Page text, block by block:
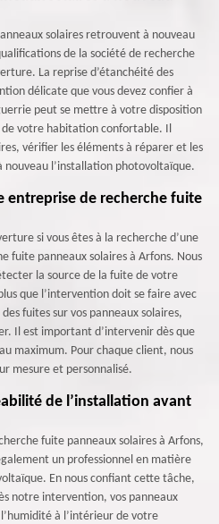
solaires retrouvent à nouveau
de la société de recherche
La reprise d’étanchéité des
délicate que vous devez confier à
peut se mettre à votre disposition
votre habitation confortable. Il
vérifier les éléments à réparer et les
l’installation photovoltaïque.
entreprise de recherche fuite
si vous êtes à la recherche d’une
fuite panneaux solaires à Arfons. Nous
la source de la fuite de votre
que l’intervention doit se faire avec
fuites sur vos panneaux solaires,
Il est important d’intervenir dès que
maximum. Pour chaque client, nous
mesure et personnalisé.
de l’installation avant
fuite panneaux solaires à Arfons,
un professionnel en matière
En nous confiant cette tâche,
notre intervention, vos panneaux
à l’intérieur de votre